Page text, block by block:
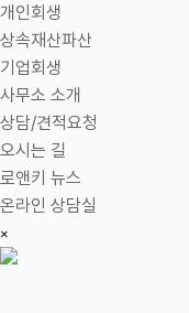
개인회생
상속재산파산
기업회생
사무소 소개
상담/견적요청
오시는 길
로앤키 뉴스
온라인 상담실
×